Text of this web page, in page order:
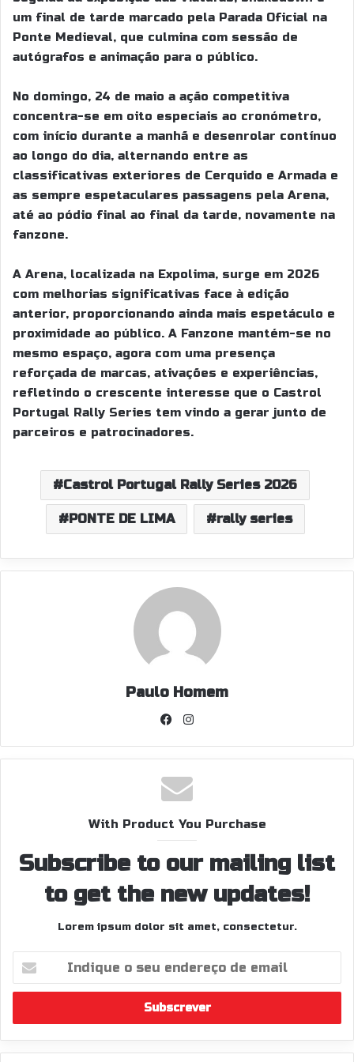
um final de tarde marcado pela Parada Oficial na
Ponte Medieval, que culmina com sessão de
autógrafos e animação para o público.
No domingo, 24 de maio a ação competitiva
concentra-se em oito especiais ao cronómetro,
com início durante a manhã e desenrolar contínuo
ao longo do dia, alternando entre as
classificativas exteriores de Cerquido e Armada e
as sempre espetaculares passagens pela Arena,
até ao pódio final ao final da tarde, novamente na
fanzone.
A Arena, localizada na Expolima, surge em 2026
com melhorias significativas face à edição
anterior, proporcionando ainda mais espetáculo e
proximidade ao público. A Fanzone mantém-se no
mesmo espaço, agora com uma presença
reforçada de marcas, ativações e experiências,
refletindo o crescente interesse que o Castrol
Portugal Rally Series tem vindo a gerar junto de
parceiros e patrocinadores.
Castrol Portugal Rally Series 2026
PONTE DE LIMA rally series
Paulo Homem
Facebook
With Product You Purchase
Subscribe to our mailing list
to get the new updates!
Lorem ipsum dolor sit amet, consectetur.
seu
de
email